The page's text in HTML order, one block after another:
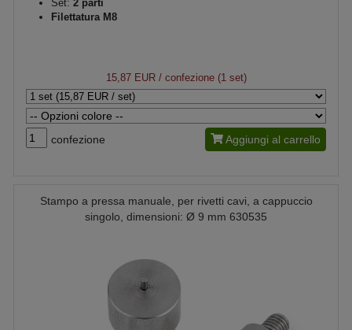
Set: 2 parti
Filettatura M8
15,87 EUR/ confezione (1 set)
confezione Aggiungi al carrello
Stampo a pressa manuale, per rivetti cavi, a cappuccio
singolo, dimensioni: Ø 9 mm 630535